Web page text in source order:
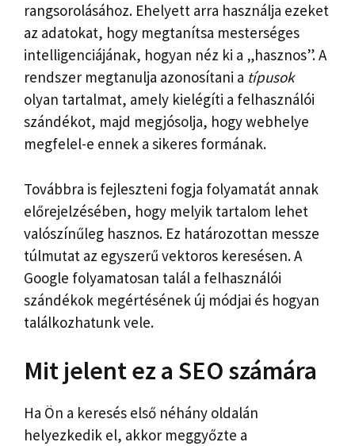
rangsorolásához. Ehelyett arra használja ezeket
az adatokat, hogy megtanítsa mesterséges
intelligenciájának, hogyan néz ki a „hasznos”. A
rendszer megtanulja azonosítani a típusok
olyan tartalmat, amely kielégíti a felhasználói
szándékot, majd megjósolja, hogy webhelye
megfelel-e ennek a sikeres formának.
Továbbra is fejleszteni fogja folyamatát annak
előrejelzésében, hogy melyik tartalom lehet
valószínűleg hasznos. Ez határozottan messze
túlmutat az egyszerű vektoros keresésen. A
Google folyamatosan talál a felhasználói
szándékok megértésének új módjai és hogyan
találkozhatunk vele.
Mit jelent ez a SEO számára
Ha Ön a keresés első néhány oldalán
helyezkedik el, akkor meggyőzte a